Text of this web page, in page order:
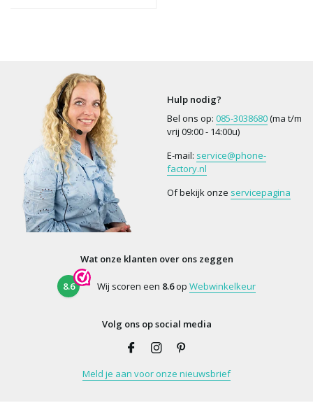
Hulp nodig?
Bel ons op: 085-3038680(ma t/m
vrij 09:00 - 14:00u)
E-mail: service@phone-
factory.nl
Of bekijk onze servicepagina
Wat onze klanten over ons zeggen
8.6 Wij scoren een 8.6op Webwinkelkeur
Volg ons op social media
Meld je aan voor onze nieuwsbrief